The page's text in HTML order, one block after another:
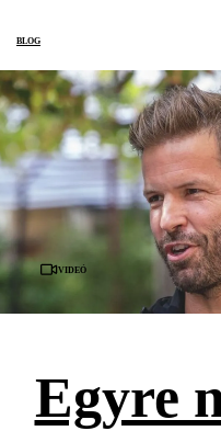
blog
Videó
Egyre